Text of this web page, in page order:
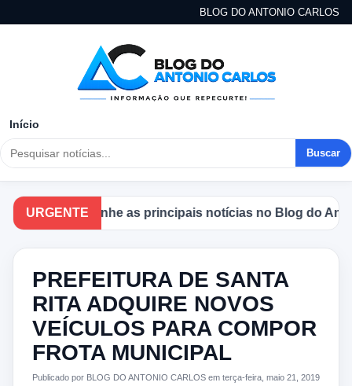
BLOG DO ANTONIO CARLOS
Início
Buscar
URGENTE
Acompanhe as principais notícias no Blog do Antonio
PREFEITURA DE SANTA
RITA ADQUIRE NOVOS
VEÍCULOS PARA COMPOR
FROTA MUNICIPAL
Publicado por BLOG DO ANTONIO CARLOS em terça-feira, maio 21, 2019